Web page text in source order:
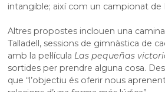
intangible; així com un campionat de
Altres propostes inclouen una
Talladell, sessions de gimnàstica de
amb la pel·lícula Las pequeñas
sortides per prendre alguna cosa.
que “l’objectiu és oferir nous